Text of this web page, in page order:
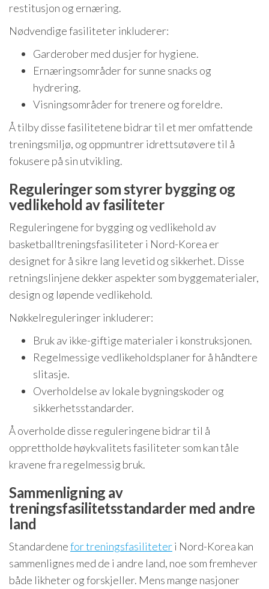
restitusjon og ernæring.
Nødvendige fasiliteter inkluderer:
Garderober med dusjer for hygiene.
Ernæringsområder for sunne snacks og
hydrering.
Visningsområder for trenere og foreldre.
Å tilby disse fasilitetene bidrar til et mer omfattende
treningsmiljø, og oppmuntrer idrettsutøvere til å
fokusere på sin utvikling.
Reguleringer som styrer bygging og
vedlikehold av fasiliteter
Reguleringene for bygging og vedlikehold av
basketballtreningsfasiliteter i Nord-Korea er
designet for å sikre lang levetid og sikkerhet. Disse
retningslinjene dekker aspekter som byggematerialer,
design og løpende vedlikehold.
Nøkkelreguleringer inkluderer:
Bruk av ikke-giftige materialer i konstruksjonen.
Regelmessige vedlikeholdsplaner for å håndtere
slitasje.
Overholdelse av lokale bygningskoder og
sikkerhetsstandarder.
Å overholde disse reguleringene bidrar til å
opprettholde høykvalitets fasiliteter som kan tåle
kravene fra regelmessig bruk.
Sammenligning av
treningsfasilitetsstandarder med andre
land
Standardenefor treningsfasiliteteri Nord-Korea kan
sammenlignes med de i andre land, noe som fremhever
både likheter og forskjeller. Mens mange nasjoner